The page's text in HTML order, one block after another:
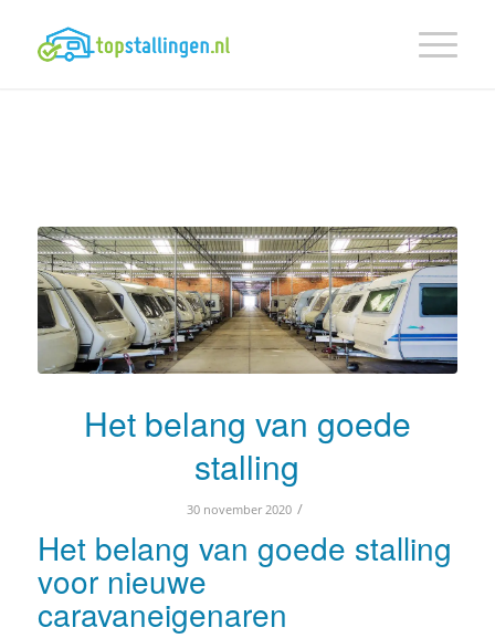
Het belang van goede
stalling
30 november 2020 /
Het belang van goede stalling
voor nieuwe
caravaneigenaren